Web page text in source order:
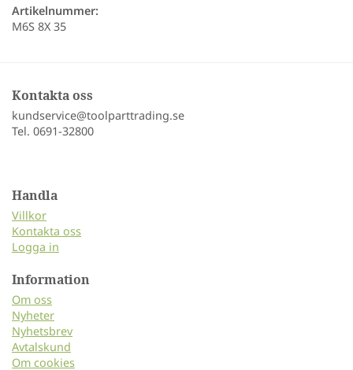
Artikelnummer:
M6S 8X 35
Kontakta oss
kundservice@toolparttrading.se
Tel. 0691-32800
Handla
Villkor
Kontakta oss
Logga in
Information
Om oss
Nyheter
Nyhetsbrev
Avtalskund
Om cookies